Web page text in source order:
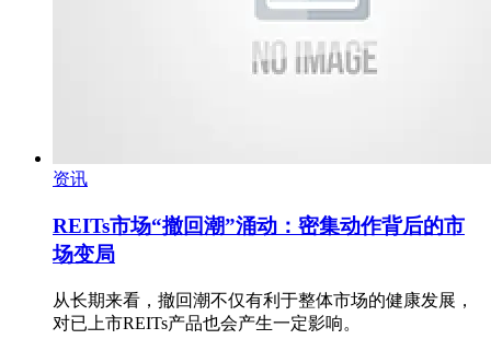
资讯
REITs市场“撤回潮”涌动：密集动作背后的市
场变局
从长期来看，撤回潮不仅有利于整体市场的健康发展，
对已上市REITs产品也会产生一定影响。